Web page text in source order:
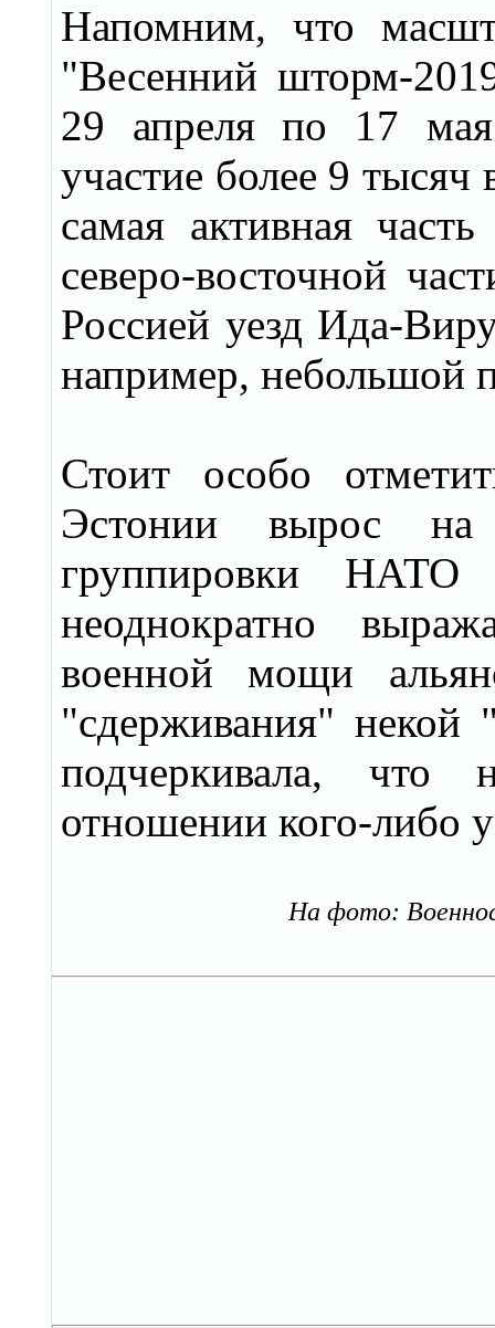
Напомним, что
"Весенний шторм-
29 апреля по 17
участие более 9
самая активная
северо-восточной
Россией уезд Ида-
например, небольшой
Стоит особо
Эстонии вырос на
группировки
неоднократно
военной мощи
"сдерживания" некой
подчеркивала, что
отношении кого-либо
На фото: